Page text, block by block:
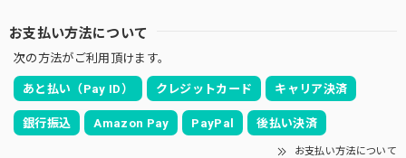
お支払い方法について
次の方法がご利用頂けます。
あと払い（Pay ID） クレジットカード キャリア決済
銀行振込 Amazon Pay PayPal 後払い決済
お支払い方法について